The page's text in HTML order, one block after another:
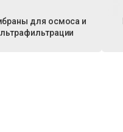
для осмоса и